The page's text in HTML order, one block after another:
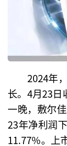
2024年
长。4月23日
一晚，敷尔
23年净利润
11.77%。上